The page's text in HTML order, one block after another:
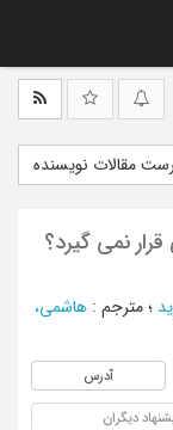
مقالات نویسنده
نمی گیرد؟
؛ مترجم : هاشمی،
آدرس
دیگران